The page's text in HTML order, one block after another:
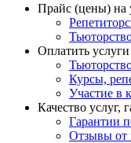
Прайс (цены) на
Оплатить
Курсы,
Участие в
Качество услуг,
Гарантии
Отзывы от